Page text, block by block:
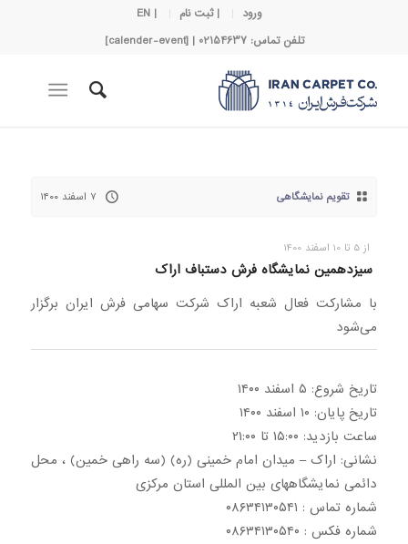
ورود | ثبت نام
| EN
تلفن تماس: 02154637 | [calender-event]
تقویم نمایشگاهی ۷ اسفند ۱۴۰۰
از 5 تا 10 اسفند 1400
سیزدهمین نمایشگاه فرش دستباف اراک
با مشارکت فعال شعبه اراک شرکت سهامی فرش ایران برگزار
می‌شود
تاریخ شروع: ۵ اسفند ۱۴۰۰
تاریخ پایان: ۱۰ اسفند ۱۴۰۰
ساعت بازدید: ۱۵:۰۰ تا ۲۱:۰۰
نشانی: اراک – میدان امام خمینی (ره) (سه راهی خمین) ، محل
دائمی نمایشگاههای بین المللی استان مرکزی
شماره تماس : ۰۸۶۳۴۱۳۰۵۴۱
شماره فکس : ۰۸۶۳۴۱۳۰۵۴۰